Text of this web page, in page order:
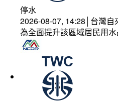
停水
2026-08-07, 14:28│台灣自
為全面提升該區域居民用